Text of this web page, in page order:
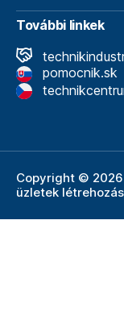
További linkek
pomocnik.sk
Copyright ©
üzletek